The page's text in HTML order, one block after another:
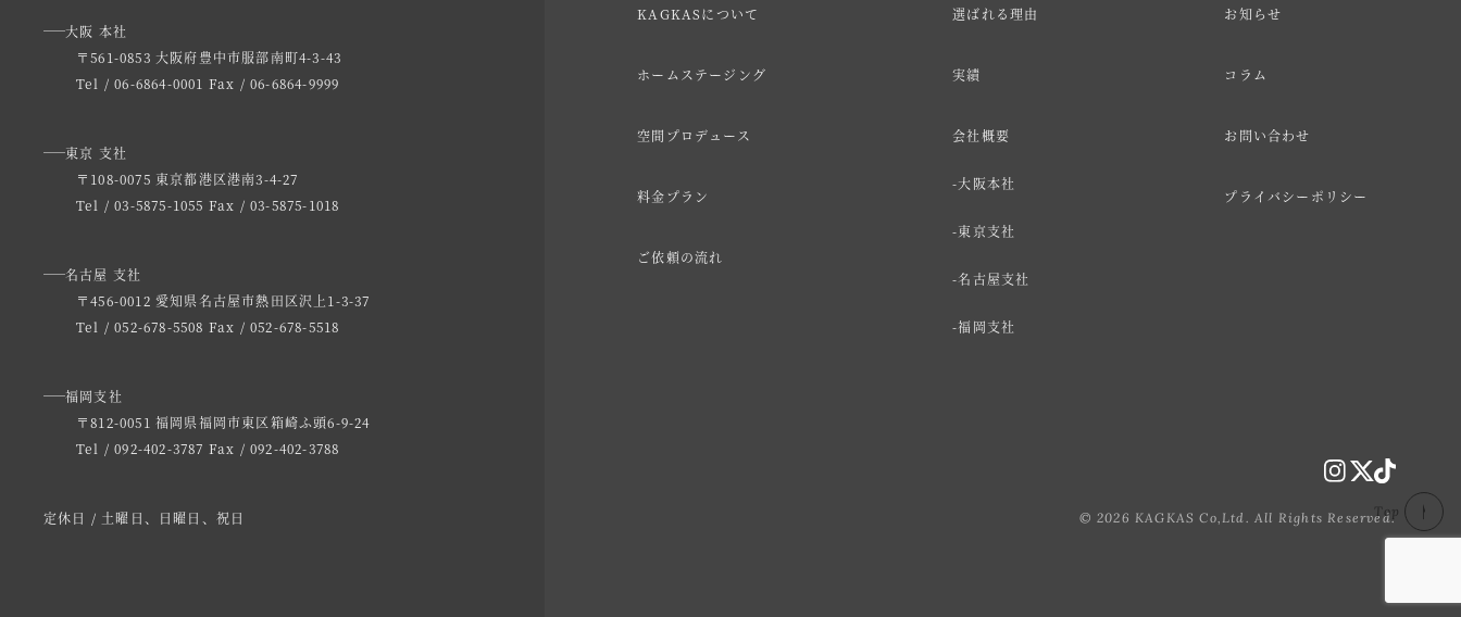
大阪 本社
〒561-0853 大阪府豊中市服部南町4-3-43
Tel / 06-6864-0001 Fax / 06-6864-9999
東京 支社
〒108-0075 東京都港区港南3-4-27
Tel / 03-5875-1055 Fax / 03-5875-1018
名古屋 支社
〒456-0012 愛知県名古屋市熱田区沢上1-3-37
Tel / 052-678-5508 Fax / 052-678-5518
福岡支社
〒812-0051 福岡県福岡市東区箱崎ふ頭6-9-24
Tel / 092-402-3787 Fax / 092-402-3788
定休日 / 土曜日、日曜日、祝日 Top
KAGKASについて
ホームステージング
空間プロデュース
料金プラン
ご依頼の流れ
選ばれる理由
実績
会社概要
大阪本社
東京支社
名古屋支社
福岡支社
お知らせ
コラム
お問い合わせ
プライバシーポリシー
© 2026 KAGKAS Co,Ltd. All Rights Reserved.